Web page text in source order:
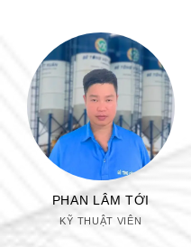
PHAN LÂM TỚI
KỸ THUẬT VIÊN